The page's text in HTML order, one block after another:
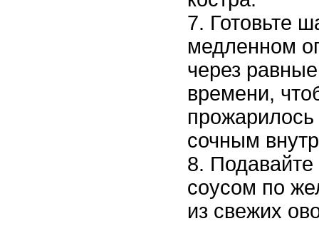
Готовьте
медленном
через
времени,
сочным
соусом по
из свежих